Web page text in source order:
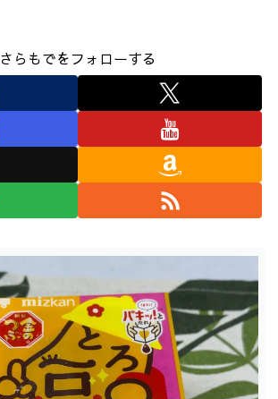
さらもでをフォローする